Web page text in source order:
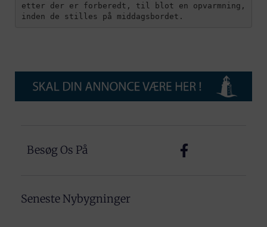
etter der er forberedt, til blot en opvarmning,
inden de stilles på middagsbordet.
Besøg Os På
Seneste Nybygninger